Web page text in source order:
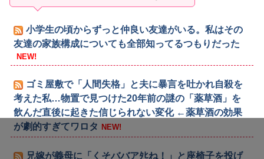
小学生の頃からずっと仲良い友達がいる。私はその
友達の家族構成についても全部知ってるつもりだった
NEW!
ゴミ屋敷で「人間失格」と夫に暴言を吐かれ自殺を
考えた私…物置で見つけた20年前の謎の「薬草酒」を
飲んだ直後に起きた信じられない変化 ←薬草酒の効果
が劇的すぎてワロタ NEW!
兄嫁が義母に「くそババアﾀﾋね！」と座椅子を投げ